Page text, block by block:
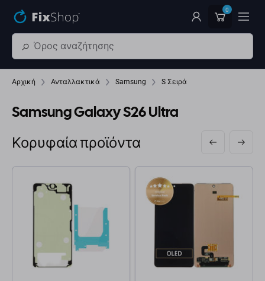
0
Αρχική Ανταλλακτικά Samsung S Σειρά
Samsung Galaxy S26 Ultra
Κορυφαία προϊόντα